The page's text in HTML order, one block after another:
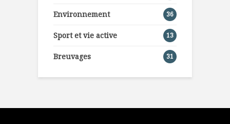
Environnement 36
Sport et vie active 13
Breuvages 31